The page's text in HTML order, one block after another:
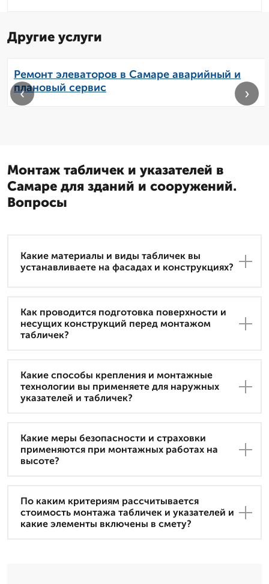
Другие услуги
Ремонт элеваторов в Самаре аварийный и
плановый сервис
‹ ›
Монтаж табличек и указателей в
Самаре для зданий и сооружений.
Вопросы
Какие материалы и виды табличек вы
устанавливаете на фасадах и конструкциях?
Как проводится подготовка поверхности и
несущих конструкций перед монтажом
табличек?
Какие способы крепления и монтажные
технологии вы применяете для наружных
указателей и табличек?
Какие меры безопасности и страховки
применяются при монтажных работах на
высоте?
По каким критериям рассчитывается
стоимость монтажа табличек и указателей и
какие элементы включены в смету?